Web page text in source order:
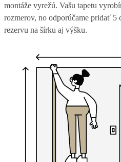
montáže vyrežú. Vašu tapetu
rozmerov, no odporúčame pridať 5
rezervu na šírku aj výšku.